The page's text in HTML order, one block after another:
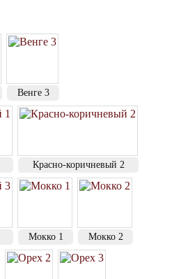
Венге 3
Красно-коричневый 2
Мокко 1 Мокко 2